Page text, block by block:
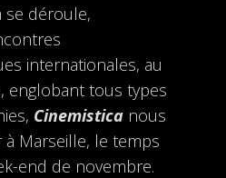
se déroule,
internationales, au
englobant tous types
Cinemisticanous
à Marseille, le temps
end de novembre.